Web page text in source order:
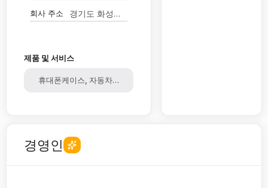
회사 주소 경기도 화성시 동탄첨단산업1로 73 (영천동)
제품 및 서비스
휴대폰케이스, 자동차부품, 재봉기, 자수기, 휴대폰부품
경영인